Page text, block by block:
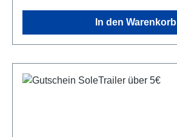
In den Warenkorb